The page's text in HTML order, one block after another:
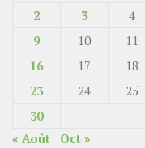
2
3 4
9
10 11
16
17 18
23
24 25
30
« Août
Oct »